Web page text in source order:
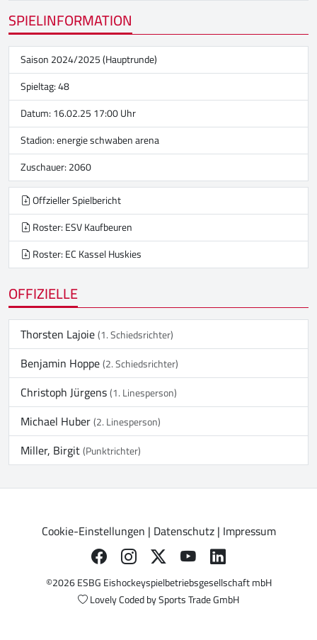
SPIELINFORMATION
Saison 2024/2025 (Hauptrunde)
Spieltag: 48
Datum: 16.02.25 17:00 Uhr
Stadion:energie schwaben arena
Zuschauer: 2060
Offzieller Spielbericht
Roster: ESV Kaufbeuren
Roster: EC Kassel Huskies
OFFIZIELLE
Thorsten Lajoie(1. Schiedsrichter)
Benjamin Hoppe(2. Schiedsrichter)
Christoph Jürgens(1. Linesperson)
Michael Huber(2. Linesperson)
Miller, Birgit(Punktrichter)
Cookie-Einstellungen | Datenschutz| Impressum
©2026 ESBG Eishockeyspielbetriebsgesellschaft mbH
Lovely Coded bySports Trade GmbH